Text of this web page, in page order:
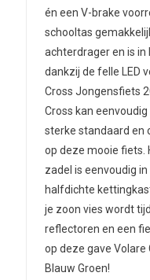
én een V-brake
schooltas
achterdrager en is
dankzij de felle LED
Cross Jongensfiets
Cross kan
sterke standaard en
op deze mooie fiets.
zadel is eenvoudig
halfdichte
je zoon vies wordt
reflectoren en een
op deze gave
Blauw Groen!